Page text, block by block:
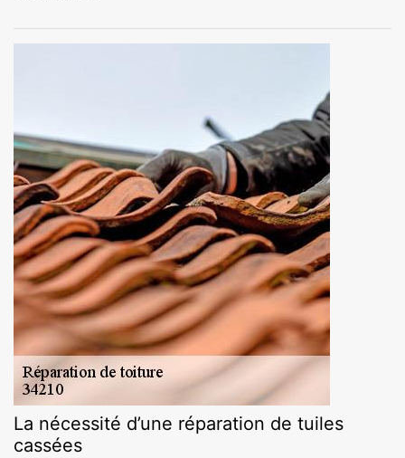
La nécessité d’une réparation de tuiles
cassées